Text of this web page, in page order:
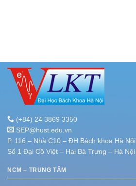
(+84) 24 3869 3350
SEP@hust.edu.vn
P. 116 – Nhà C10 – ĐH Bách khoa Hà Nội
Số 1 Đại Cồ Việt – Hai Bà Trưng – Hà Nội
NCM – TRUNG TÂM